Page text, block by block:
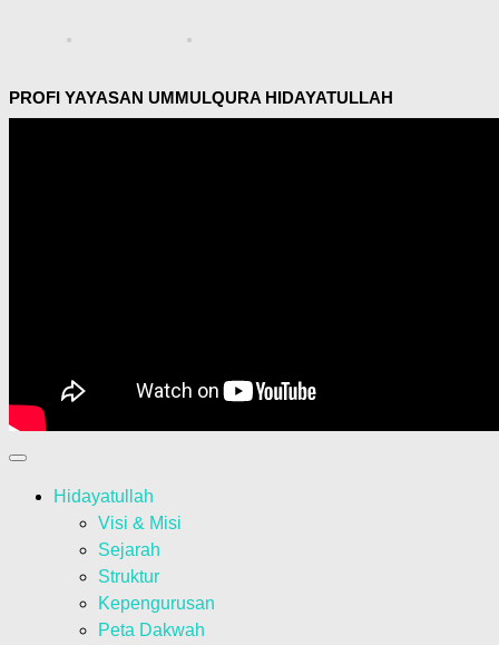
PROFI YAYASAN UMMULQURA HIDAYATULLAH
Hidayatullah
Visi & Misi
Sejarah
Struktur
Kepengurusan
Peta Dakwah